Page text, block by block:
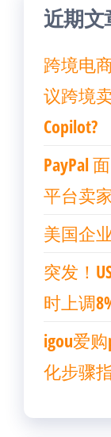
近期文
跨境电
议跨境
Copilot?
PayPal
平台卖
美国企
突发！
时上调
igou爱
化步骤